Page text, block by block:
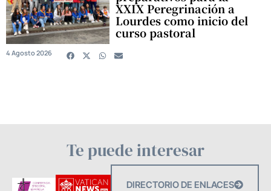
XXIX Peregrinación a
Lourdes como inicio del
curso pastoral
4 Agosto 2026
Te puede interesar
DIRECTORIO DE ENLACES